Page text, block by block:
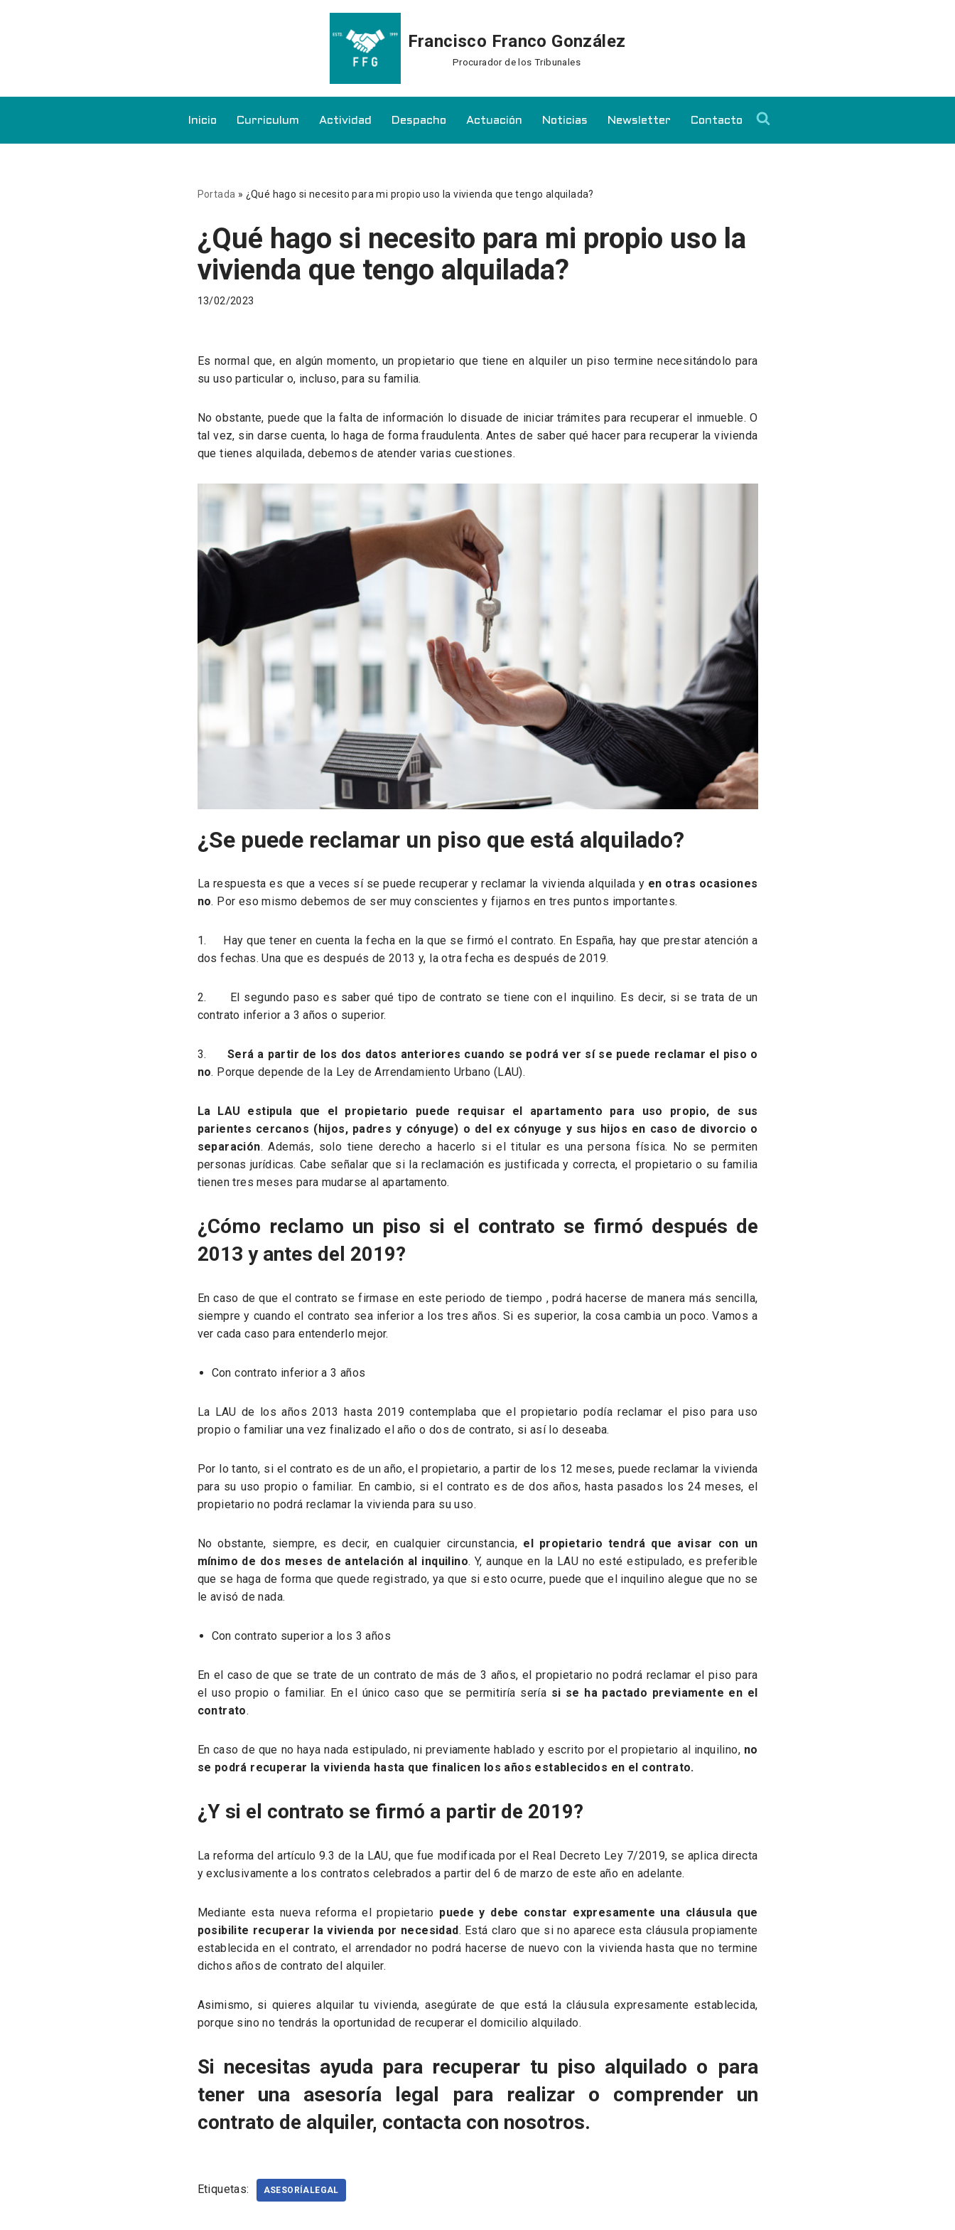
Francisco Franco González
Procurador de los Tribunales
Inicio Curriculum Actividad Despacho Actuación Noticias Newsletter Contacto
Portada » ¿Qué hago si necesito para mi propio uso la vivienda que tengo alquilada?
¿Qué hago si necesito para mi propio uso la
vivienda que tengo alquilada?
13/02/2023
Es normal que, en algún momento, un propietario que tiene en alquiler un piso termine necesitándolo para
su uso particular o, incluso, para su familia.
No obstante, puede que la falta de información lo disuade de iniciar trámites para recuperar el inmueble. O
tal vez, sin darse cuenta, lo haga de forma fraudulenta. Antes de saber qué hacer para recuperar la vivienda
que tienes alquilada, debemos de atender varias cuestiones.
¿Se puede reclamar un piso que está alquilado?
La respuesta es que a veces sí se puede recuperar y reclamar la vivienda alquilada y en otras ocasiones
no. Por eso mismo debemos de ser muy conscientes y fijarnos en tres puntos importantes.
1. Hay que tener en cuenta la fecha en la que se firmó el contrato. En España, hay que prestar atención a
dos fechas. Una que es después de 2013 y, la otra fecha es después de 2019.
2. El segundo paso es saber qué tipo de contrato se tiene con el inquilino. Es decir, si se trata de un
contrato inferior a 3 años o superior.
3. Será a partir de los dos datos anteriores cuando se podrá ver sí se puede reclamar el piso o
no. Porque depende de la Ley de Arrendamiento Urbano (LAU).
La LAU estipula que el propietario puede requisar el apartamento para uso propio, de sus
parientes cercanos (hijos, padres y cónyuge) o del ex cónyuge y sus hijos en caso de divorcio o
separación. Además, solo tiene derecho a hacerlo si el titular es una persona física. No se permiten
personas jurídicas. Cabe señalar que si la reclamación es justificada y correcta, el propietario o su familia
tienen tres meses para mudarse al apartamento.
¿Cómo reclamo un piso si el contrato se firmó después de
2013 y antes del 2019?
En caso de que el contrato se firmase en este periodo de tiempo , podrá hacerse de manera más sencilla,
siempre y cuando el contrato sea inferior a los tres años. Si es superior, la cosa cambia un poco. Vamos a
ver cada caso para entenderlo mejor.
Con contrato inferior a 3 años
La LAU de los años 2013 hasta 2019 contemplaba que el propietario podía reclamar el piso para uso
propio o familiar una vez finalizado el año o dos de contrato, si así lo deseaba.
Por lo tanto, si el contrato es de un año, el propietario, a partir de los 12 meses, puede reclamar la vivienda
para su uso propio o familiar. En cambio, si el contrato es de dos años, hasta pasados los 24 meses, el
propietario no podrá reclamar la vivienda para su uso.
No obstante, siempre, es decir, en cualquier circunstancia, el propietario tendrá que avisar con un
mínimo de dos meses de antelación al inquilino. Y, aunque en la LAU no esté estipulado, es preferible
que se haga de forma que quede registrado, ya que si esto ocurre, puede que el inquilino alegue que no se
le avisó de nada.
Con contrato superior a los 3 años
En el caso de que se trate de un contrato de más de 3 años, el propietario no podrá reclamar el piso para
el uso propio o familiar. En el único caso que se permitiría sería si se ha pactado previamente en el
contrato.
En caso de que no haya nada estipulado, ni previamente hablado y escrito por el propietario al inquilino, no
se podrá recuperar la vivienda hasta que finalicen los años establecidos en el contrato.
¿Y si el contrato se firmó a partir de 2019?
La reforma del artículo 9.3 de la LAU, que fue modificada por el Real Decreto Ley 7/2019, se aplica directa
y exclusivamente a los contratos celebrados a partir del 6 de marzo de este año en adelante.
Mediante esta nueva reforma el propietario puede y debe constar expresamente una cláusula que
posibilite recuperar la vivienda por necesidad. Está claro que si no aparece esta cláusula propiamente
establecida en el contrato, el arrendador no podrá hacerse de nuevo con la vivienda hasta que no termine
dichos años de contrato del alquiler.
Asimismo, si quieres alquilar tu vivienda, asegúrate de que está la cláusula expresamente establecida,
porque sino no tendrás la oportunidad de recuperar el domicilio alquilado.
Si necesitas ayuda para recuperar tu piso alquilado o para
tener una asesoría legal para realizar o comprender un
contrato de alquiler, contacta con nosotros.
Etiquetas: ASESORÍALEGAL